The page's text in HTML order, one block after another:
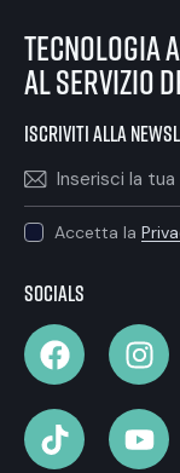
tecnologia
al servizio
iscriviti alla
Accetta la
Socials